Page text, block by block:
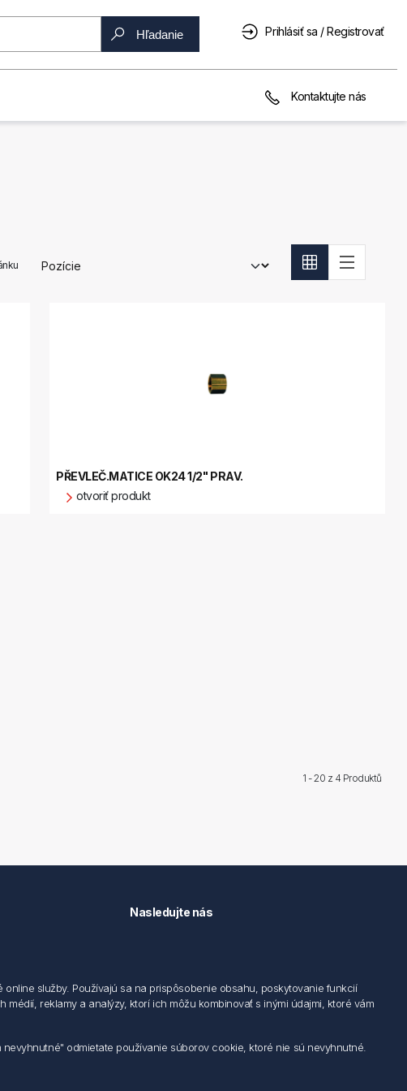
Hľadanie Prihlásiť sa / Registrovať
Kontaktujte nás
PŘEVLEČ.MATICE OK24 1/2" PRAV.
otvoriť produkt
1 - 20 z 4 Produktů
Nasledujte nás
služby. Používajú sa na prispôsobenie obsahu, poskytovanie funkcií
reklamy a analýzy, ktorí ich môžu kombinovať s inými údajmi, ktoré vám
odmietate používanie súborov cookie, ktoré nie sú nevyhnutné.